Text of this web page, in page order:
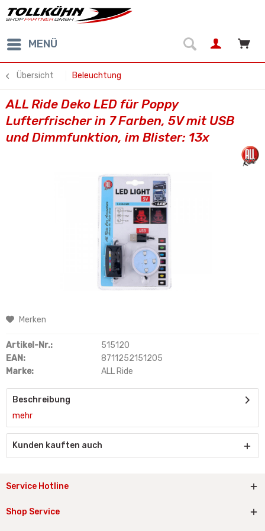
MENÜ
Übersicht Beleuchtung
ALL Ride Deko LED für Poppy
Lufterfrischer in 7 Farben, 5V mit USB
und Dimmfunktion, im Blister: 13x
Merken
Artikel-Nr.:
515120
EAN:
8711252151205
Marke:
ALL Ride
Beschreibung
mehr
Kunden kauften auch
Service Hotline
Shop Service